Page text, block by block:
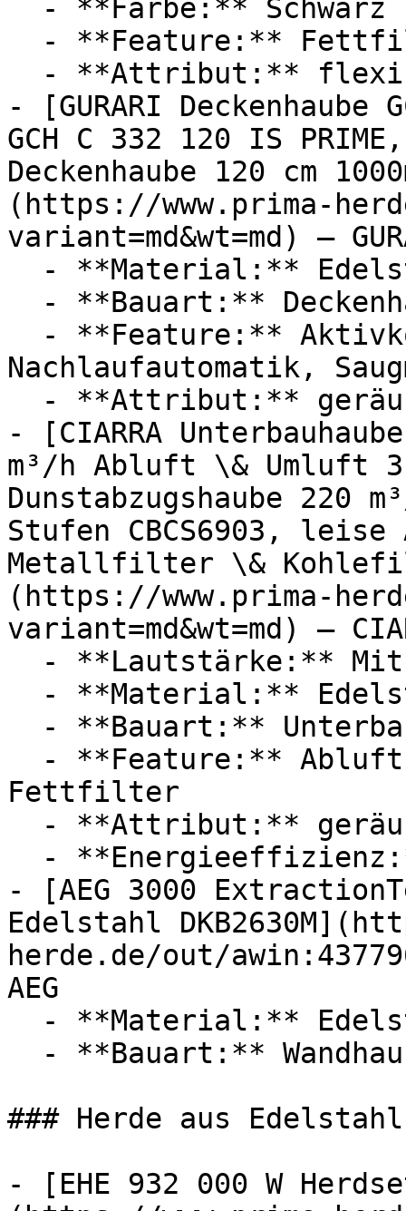
- [GURARI Deckenhaube
GCH C 332 120 IS
Deckenhaube 120 cm
(https://www.prima-
variant=md&wt=md) —
Nachlaufautomatik,
- [CIARRA
m³/h Abluft \& Umluft 3
Dunstabzugshaube 220
Stufen CBCS6903,
Metallfilter \&
(https://www.prima-
variant=md&wt=md) —
Fettfilter
- [AEG 3000
Edelstahl
herde.de/out/
AEG
### Herde aus Edelstahl
- [EHE 932 000 W